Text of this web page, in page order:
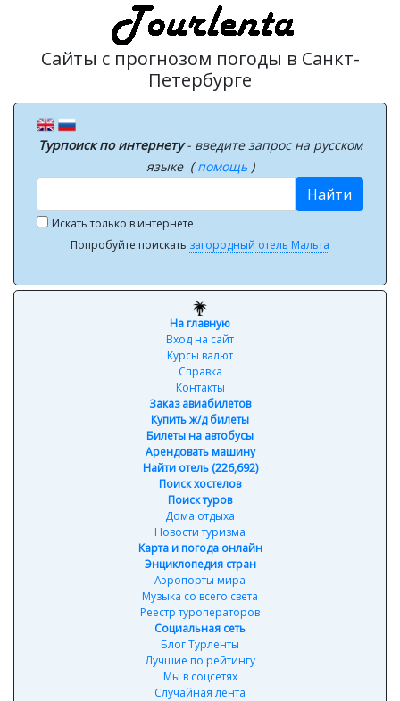
Сайты с прогнозом погоды в Санкт-
Петербурге
Турпоиск по интернету- введите запрос на русском
языке (помощь )
Найти
Искать только в интернете
Попробуйте поискать загородный отель Мальта
На главную
Вход на сайт
Курсы валют
Справка
Контакты
Заказ авиабилетов
Купить ж/д билеты
Билеты на автобусы
Арендовать машину
Найти отель (226,692)
Поиск хостелов
Поиск туров
Дома отдыха
Новости туризма
Карта и погода онлайн
Энциклопедия стран
Аэропорты мира
Музыка со всего света
Реестр туроператоров
Социальная сеть
Блог Турленты
Лучшие по рейтингу
Мы в соцсетях
Случайная лента